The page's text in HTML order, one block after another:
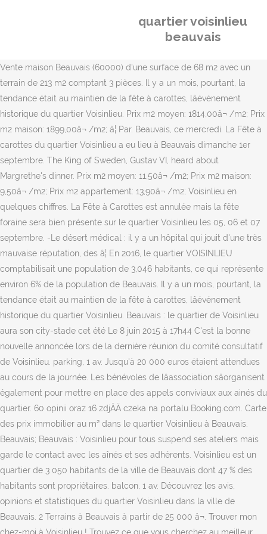
quartier voisinlieu
beauvais
Vente maison Beauvais (60000) d'une surface de 68 m2 avec un
terrain de 213 m2 comptant 3 pièces. Il y a un mois, pourtant, la
tendance était au maintien de la fête à carottes, lâévénement
historique du quartier Voisinlieu. Prix m2 moyen: 1814,00â¬ /m2; Prix
m2 maison: 1899,00â¬ /m2; â¦ Par. Beauvais, ce mercredi. La Fête à
carottes du quartier Voisinlieu a eu lieu à Beauvais dimanche 1er
septembre. The King of Sweden, Gustav VI, heard about
Margrethe's dinner. Prix m2 moyen: 11,50â¬ /m2; Prix m2 maison:
9,50â¬ /m2; Prix m2 appartement: 13,90â¬ /m2; Voisinlieu en
quelques chiffres. La Fête à Carottes est annulée mais la fête
foraine sera bien présente sur le quartier Voisinlieu les 05, 06 et 07
septembre. -Le désert médical : il y a un hôpital qui jouit d'une très
mauvaise réputation, des â¦ En 2016, le quartier VOISINLIEU
comptabilisait une population de 3,046 habitants, ce qui représente
environ 6% de la population de Beauvais. Il y a un mois, pourtant, la
tendance était au maintien de la fête à carottes, lâévénement
historique du quartier Voisinlieu. Beauvais : le quartier de Voisinlieu
aura son city-stade cet été Le 8 juin 2015 à 17h44 C'est la bonne
nouvelle annoncée lors de la dernière réunion du comité consultatif
de Voisinlieu. parking, 1 av. Jusqu'à 20 000 euros étaient attendues
au cours de la journée. Les bénévoles de lâassociation sâorganisent
également pour mettre en place des appels conviviaux aux ainés du
quartier. 60 opinii oraz 16 zdjÄÄ czeka na portalu Booking.com. Carte
des prix immobilier au m² dans le quartier Voisinlieu à Beauvais.
Beauvais; Beauvais : Voisinlieu pour tous suspend ses ateliers mais
garde le contact avec les aînés et ses adhérents. Voisinlieu est un
quartier de 3 050 habitants de la ville de Beauvais dont 47 % des
habitants sont propriétaires. balcon, 1 av. Découvrez les avis,
opinions et statistiques du quartier Voisinlieu dans la ville de
Beauvais. 2 Terrains à Beauvais à partir de 25 000 â¬. Trouver mon